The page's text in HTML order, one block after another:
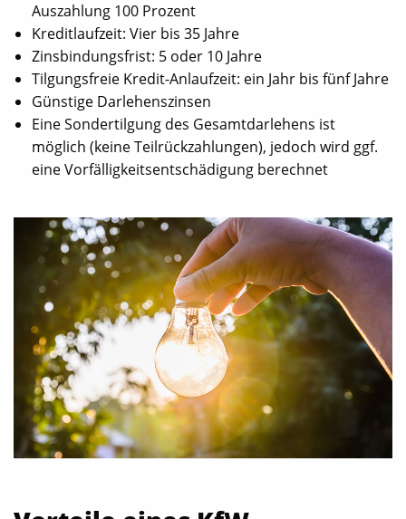
Auszahlung 100 Prozent
Kreditlaufzeit: Vier bis 35 Jahre
Zinsbindungsfrist: 5 oder 10 Jahre
Tilgungsfreie Kredit-Anlaufzeit: ein Jahr bis fünf Jahre
Günstige Darlehenszinsen
Eine Sondertilgung des Gesamtdarlehens ist
möglich (keine Teilrückzahlungen), jedoch wird ggf.
eine Vorfälligkeitsentschädigung berechnet